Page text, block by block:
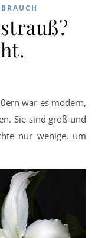
war es modern,
Sie sind groß und
nur wenige, um